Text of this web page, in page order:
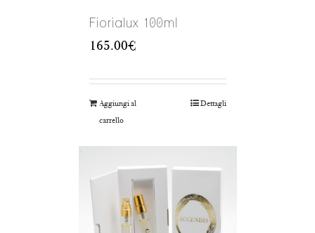
Fiorialux 100ml
165.00€
Aggiungi al
carrello
Dettagli